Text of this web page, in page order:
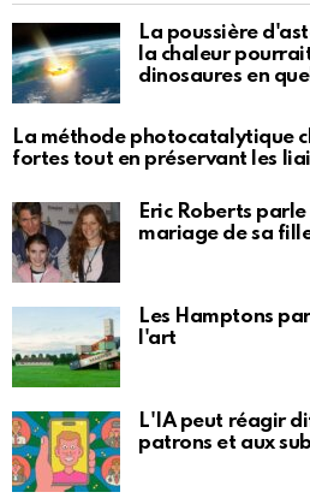
La poussière
la chaleur
dinosaures en
La méthode photocatalytique
fortes tout en préservant les
Eric Roberts
mariage de sa
Les Hamptons
l'art
L'IA peut réagir
patrons et aux